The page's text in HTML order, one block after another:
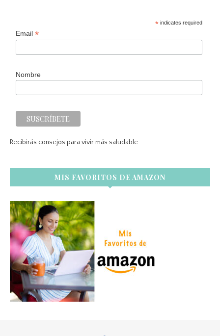
* indicates required
Email*
Nombre
Recibirás consejos para vivir más saludable
MIS FAVORITOS DE AMAZON